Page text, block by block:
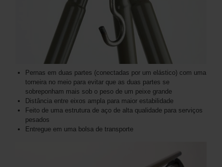
Pernas em duas partes (conectadas por um elástico) com uma
torneira no meio para evitar que as duas partes se
sobreponham mais sob o peso de um peixe grande
Distância entre eixos ampla para maior estabilidade
Feito de uma estrutura de aço de alta qualidade para serviços
pesados
Entregue em uma bolsa de transporte